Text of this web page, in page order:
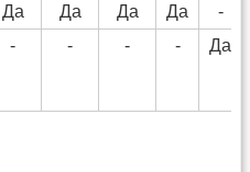
Да Да Да Да
-
- - - - Да